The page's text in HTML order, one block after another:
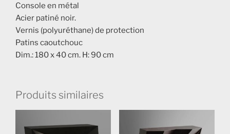
Console en métal
Acier patiné noir.
Vernis (polyuréthane) de protection
Patins caoutchouc
Dim.: 180 x 40 cm. H: 90 cm
Produits similaires